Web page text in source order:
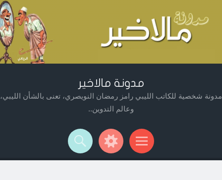
مدونة مالاخير
مدونة شخصية للكاتب الليبي رامز رمضان النويصري، تعنى بالشأن الليبي،
وعالم التدوين..
Menu
Widgets
Search